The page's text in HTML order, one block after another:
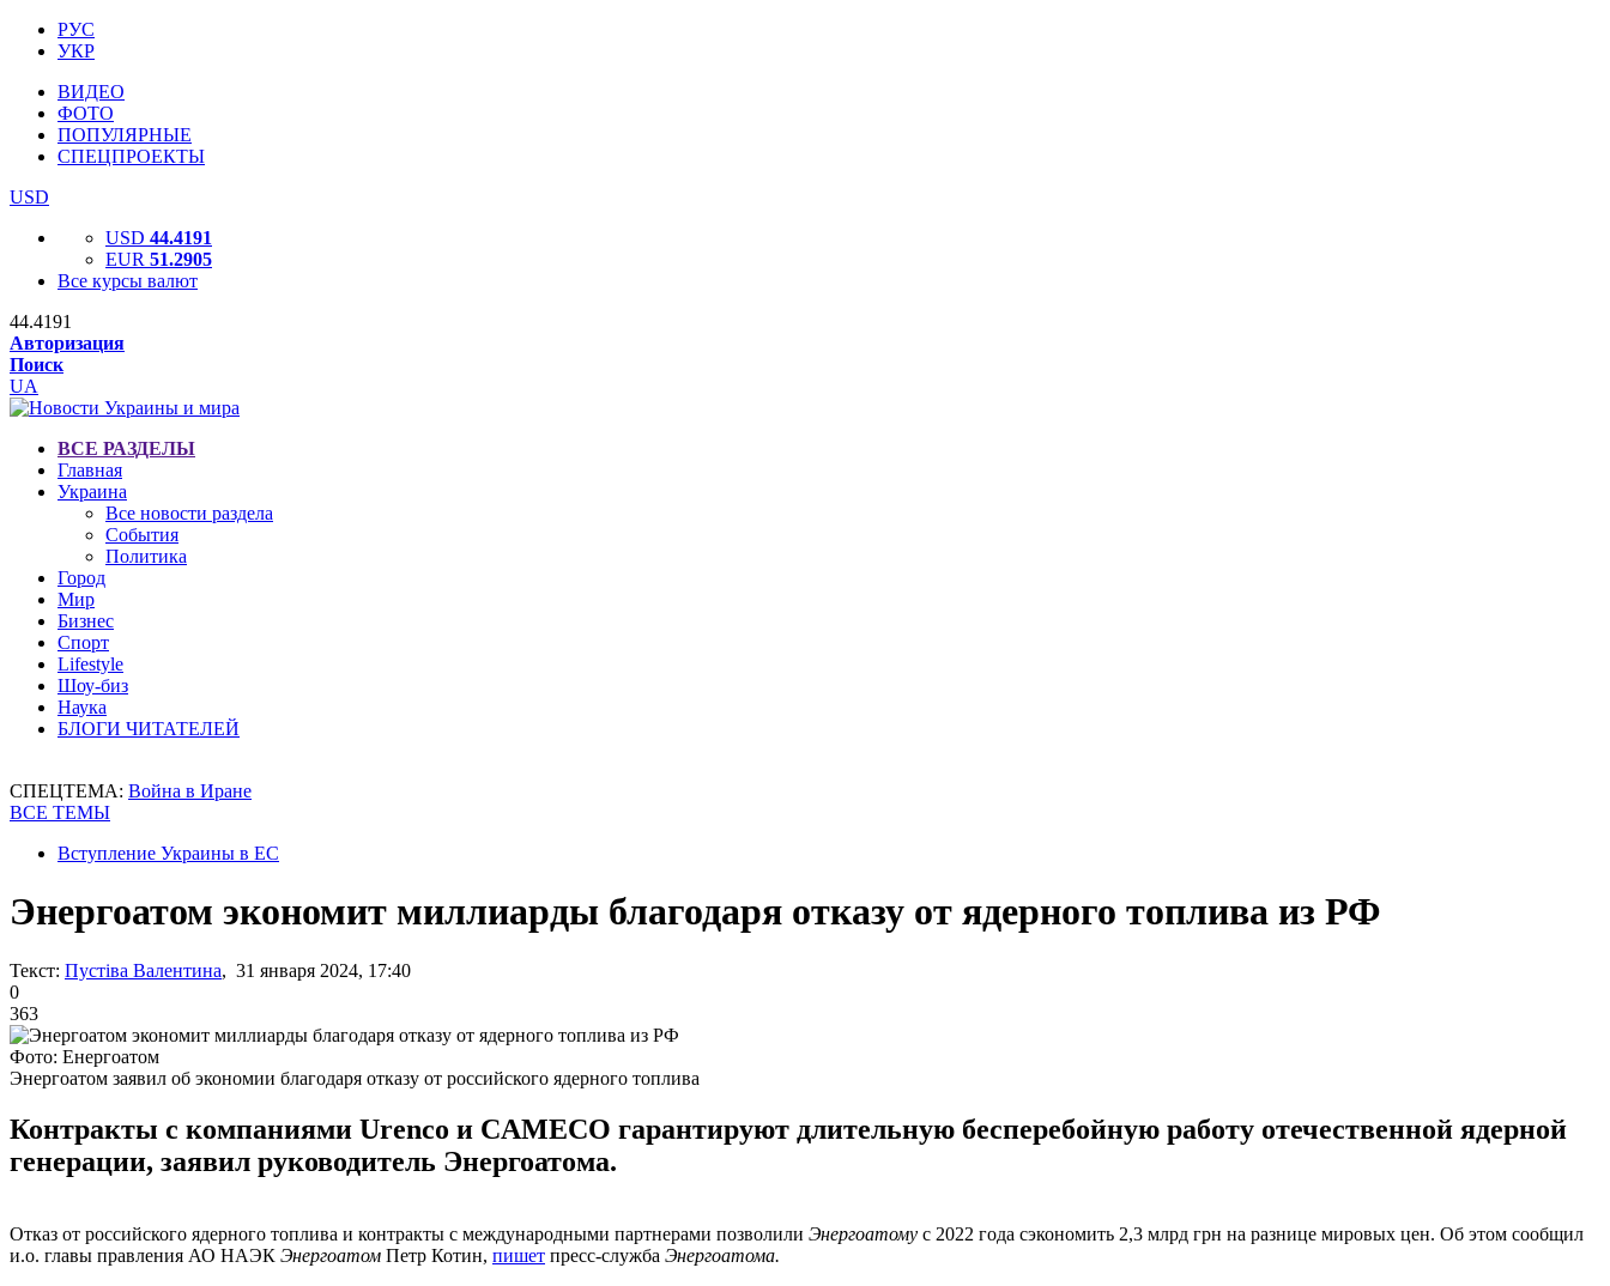
РУС
УКР
ВИДЕО
ФОТО
ПОПУЛЯРНЫЕ
СПЕЦПРОЕКТЫ
USD
USD 44.4191
EUR 51.2905
Все курсы валют
44.4191
Авторизация
Поиск
UA
ВСЕ РАЗДЕЛЫ
Главная
Украина
Все новости раздела
События
Политика
Город
Мир
Бизнес
Спорт
Lifestyle
Шоу-биз
Наука
БЛОГИ ЧИТАТЕЛЕЙ
СПЕЦТЕМА: Война в Иране
ВСЕ ТЕМЫ
Вступление Украины в ЕС
Энергоатом экономит миллиарды благодаря отказу от ядерного топлива из РФ
Текст: Пустіва Валентина, 31 января 2024, 17:40
0
363
Фото: Енергоатом
Энергоатом заявил об экономии благодаря отказу от российского ядерного топлива
Контракты с компаниями Urenco и CAMECO гарантируют длительную бесперебойную работу отечественной ядерной
генерации, заявил руководитель Энергоатома.
Отказ от российского ядерного топлива и контракты с международными партнерами позволили Энергоатому с 2022 года сэкономить 2,3 млрд грн на разнице мировых цен. Об этом сообщил
и.о. главы правления АО НАЭК Энергоатом Петр Котин, пишет пресс-служба Энергоатома.